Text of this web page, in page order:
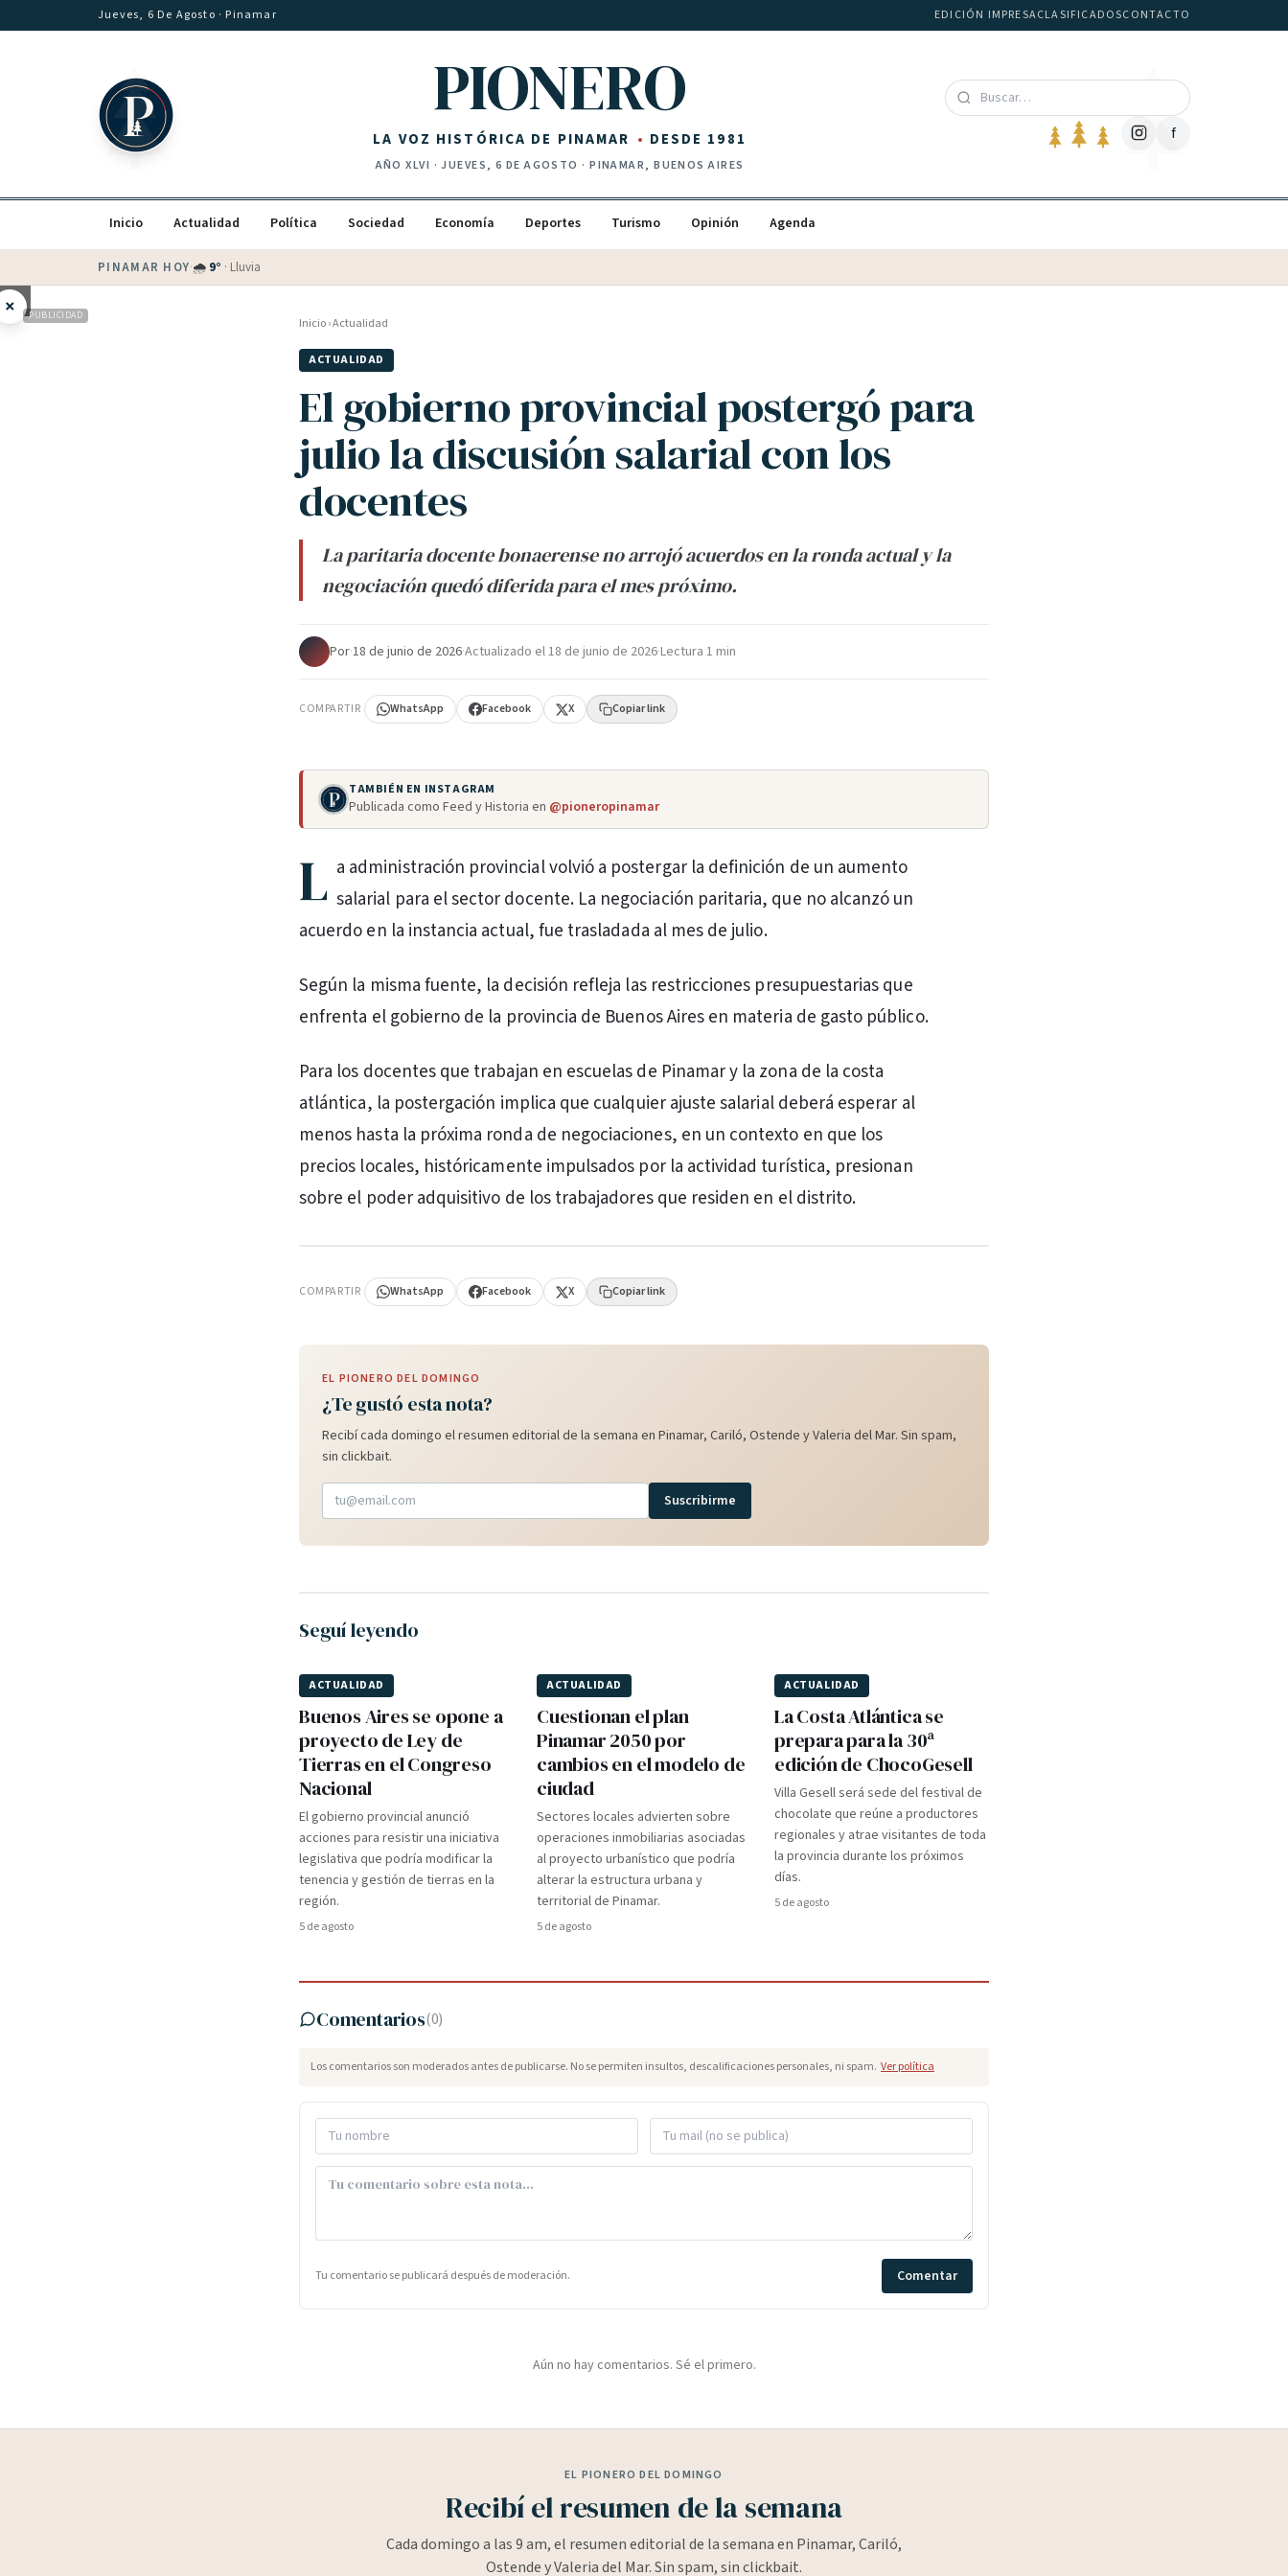
Saltar al contenidoJueves, 6 De Agosto · Pinamar EDICIÓN IMPRESACLASIFICADOSCONTACTO
PIONERO
LA VOZ HISTÓRICA DE PINAMAR DESDE 1981
AÑOXLVI ·JUEVES, 6 DE AGOSTO · PINAMAR, BUENOS AIRES
f
Inicio Actualidad Política Sociedad Economía Deportes Turismo Opinión Agenda
PINAMAR HOY·💵 Dólar blue
× PUBLICIDAD Inicio›Actualidad
ACTUALIDAD
El gobierno provincial postergó para
julio la discusión salarial con los
docentes
La paritaria docente bonaerense no arrojó acuerdos en la ronda actual y la
negociación quedó diferida para el mes próximo.
Por·18 de junio de 2026·Actualizado el18 de junio de 2026·Lectura 1 min
COMPARTIR WhatsApp Facebook X Copiar link
TAMBIÉN EN INSTAGRAM
Publicada como Feed y Historia en @pioneropinamar
L a administración provincial volvió a postergar la definición de un aumento
salarial para el sector docente. La negociación paritaria, que no alcanzó un
acuerdo en la instancia actual, fue trasladada al mes de julio.
Según la misma fuente, la decisión refleja las restricciones presupuestarias que
enfrenta el gobierno de la provincia de Buenos Aires en materia de gasto público.
Para los docentes que trabajan en escuelas de Pinamar y la zona de la costa
atlántica, la postergación implica que cualquier ajuste salarial deberá esperar al
menos hasta la próxima ronda de negociaciones, en un contexto en que los
precios locales, históricamente impulsados por la actividad turística, presionan
sobre el poder adquisitivo de los trabajadores que residen en el distrito.
COMPARTIR WhatsApp Facebook X Copiar link
EL PIONERO DEL DOMINGO
¿Te gustó esta nota?
Recibí cada domingo el resumen editorial de la semana en Pinamar, Cariló, Ostende y Valeria del Mar. Sin spam,
sin clickbait.
Suscribirme
Seguí leyendo
ACTUALIDAD
Buenos Aires se opone a
proyecto de Ley de
Tierras en el Congreso
Nacional
El gobierno provincial anunció
acciones para resistir una iniciativa
legislativa que podría modificar la
tenencia y gestión de tierras en la
región.
5 de agosto
ACTUALIDAD
Cuestionan el plan
Pinamar 2050 por
cambios en el modelo de
ciudad
Sectores locales advierten sobre
operaciones inmobiliarias asociadas
al proyecto urbanístico que podría
alterar la estructura urbana y
territorial de Pinamar.
5 de agosto
ACTUALIDAD
La Costa Atlántica se
prepara para la 30ª
edición de ChocoGesell
Villa Gesell será sede del festival de
chocolate que reúne a productores
regionales y atrae visitantes de toda
la provincia durante los próximos
días.
5 de agosto
Comentarios(0)
Los comentarios son moderados antes de publicarse. No se permiten insultos, descalificaciones personales, ni spam. Ver política
Tu comentario se publicará después de moderación. Comentar
Aún no hay comentarios. Sé el primero.
EL PIONERO DEL DOMINGO
Recibí el resumen de la semana
Cada domingo a las 9 am, el resumen editorial de la semana en Pinamar, Cariló,
Ostende y Valeria del Mar. Sin spam, sin clickbait.